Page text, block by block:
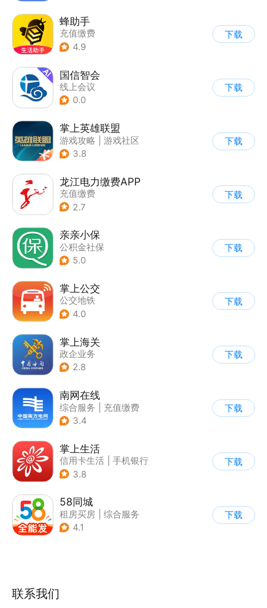
蜂助手
充值缴费
4.9
下载
国信智会
线上会议
0.0
下载
掌上英雄联盟
游戏攻略
游戏社区
3.8
下载
龙江电力缴费APP
充值缴费
2.7
下载
亲亲小保
公积金社保
5.0
下载
掌上公交
公交地铁
4.0
下载
掌上海关
政企业务
2.8
下载
南网在线
综合服务
充值缴费
3.4
下载
掌上生活
信用卡生活
手机银行
3.8
下载
58同城
租房买房
综合服务
4.1
下载
联系我们